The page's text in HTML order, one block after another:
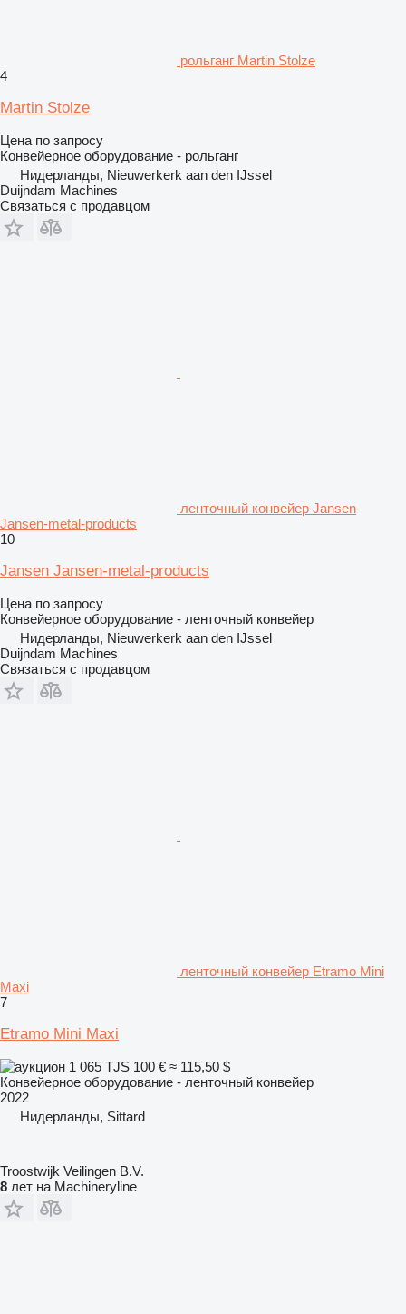
рольганг Martin Stolze
4
Martin Stolze
Цена по запросу
Конвейерное оборудование - рольганг
Нидерланды, Nieuwerkerk aan den IJssel
Duijndam Machines
Связаться с продавцом
ленточный конвейер Jansen
Jansen-metal-products
10
Jansen Jansen-metal-products
Цена по запросу
Конвейерное оборудование - ленточный конвейер
Нидерланды, Nieuwerkerk aan den IJssel
Duijndam Machines
Связаться с продавцом
ленточный конвейер Etramo Mini
Maxi
7
Etramo Mini Maxi
1 065 TJS 100 € ≈ 115,50 $
Конвейерное оборудование - ленточный конвейер
2022
Нидерланды, Sittard
Troostwijk Veilingen B.V.
8 лет на Machineryline